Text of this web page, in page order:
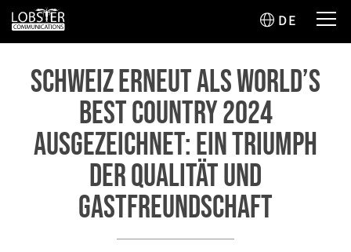
DE
SCHWEIZ ERNEUT ALS WORLD’S
BEST COUNTRY 2024
AUSGEZEICHNET: EIN TRIUMPH
DER QUALITÄT UND
GASTFREUNDSCHAFT